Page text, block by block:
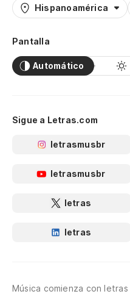
Hispanoamérica
Pantalla
Automático
Sigue a Letras.com
letrasmusbr
letrasmusbr
letras
letras
Música comienza con letras